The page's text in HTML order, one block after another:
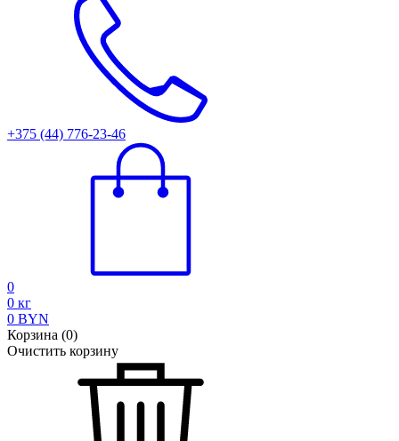
+375 (44) 776-23-46
0
0 кг
0 BYN
Корзина (0)
Очистить корзину